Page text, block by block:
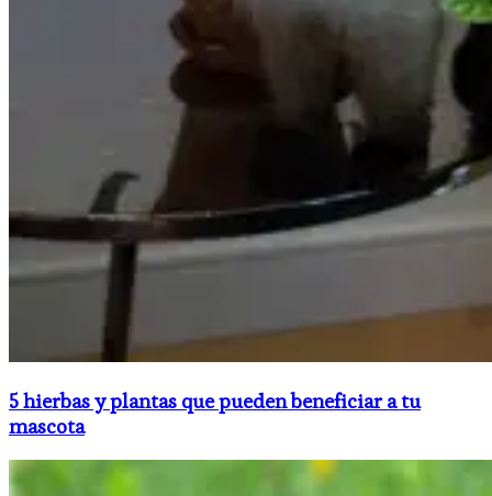
5 hierbas y plantas que pueden beneficiar a tu
mascota